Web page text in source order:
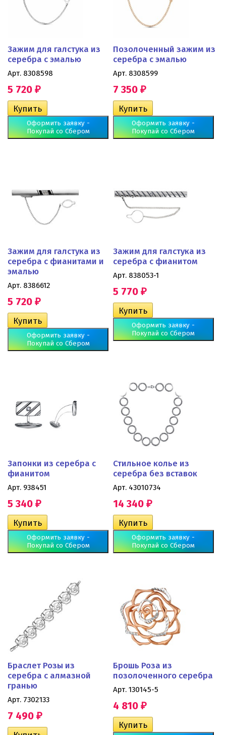
Зажим для галстука из
серебра с эмалью
Арт. 8308598
5 720 ₽
Оформить заявку -
Покупай со Сбером
Позолоченный зажим из
серебра с эмалью
Арт. 8308599
7 350 ₽
Оформить заявку -
Покупай со Сбером
Зажим для галстука из
серебра с фианитами и
эмалью
Арт. 8386612
5 720 ₽
Оформить заявку -
Покупай со Сбером
Зажим для галстука из
серебра с фианитом
Арт. 838053-1
5 770 ₽
Оформить заявку -
Покупай со Сбером
Запонки из серебра с
фианитом
Арт. 938451
5 340 ₽
Оформить заявку -
Покупай со Сбером
Стильное колье из
серебра без вставок
Арт. 43010734
14 340 ₽
Оформить заявку -
Покупай со Сбером
Браслет Розы из
серебра с алмазной
гранью
Арт. 7302133
7 490 ₽
Брошь Роза из
позолоченного серебра
Арт. 130145-5
4 810 ₽